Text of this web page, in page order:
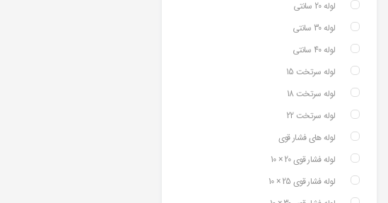
لوله 20 سانتی
لوله 30 سانتی
لوله 40 سانتی
لوله سرتخت 15
لوله سرتخت 18
لوله سرتخت 22
لوله های فشار قوی
لوله فشار قوی 20 × 10
لوله فشار قوی 25 × 10